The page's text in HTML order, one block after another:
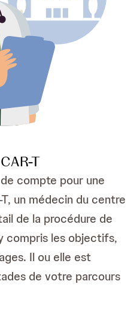
T
compte pour une
un médecin du centre
de la procédure de
compris les objectifs,
Il ou elle est
de votre parcours